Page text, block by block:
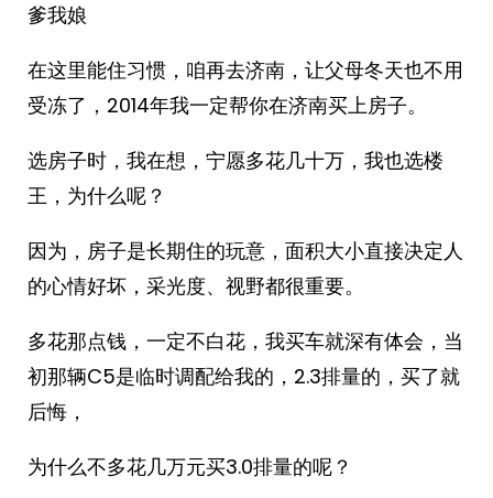
爹我娘
在这里能住习惯，咱再去济南，让父母冬天也不用
受冻了，2014年我一定帮你在济南买上房子。
选房子时，我在想，宁愿多花几十万，我也选楼
王，为什么呢？
因为，房子是长期住的玩意，面积大小直接决定人
的心情好坏，采光度、视野都很重要。
多花那点钱，一定不白花，我买车就深有体会，当
初那辆C5是临时调配给我的，2.3排量的，买了就
后悔，
为什么不多花几万元买3.0排量的呢？